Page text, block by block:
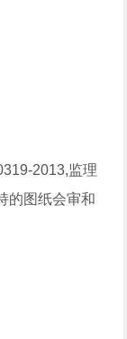
2013,监理
的图纸会审和